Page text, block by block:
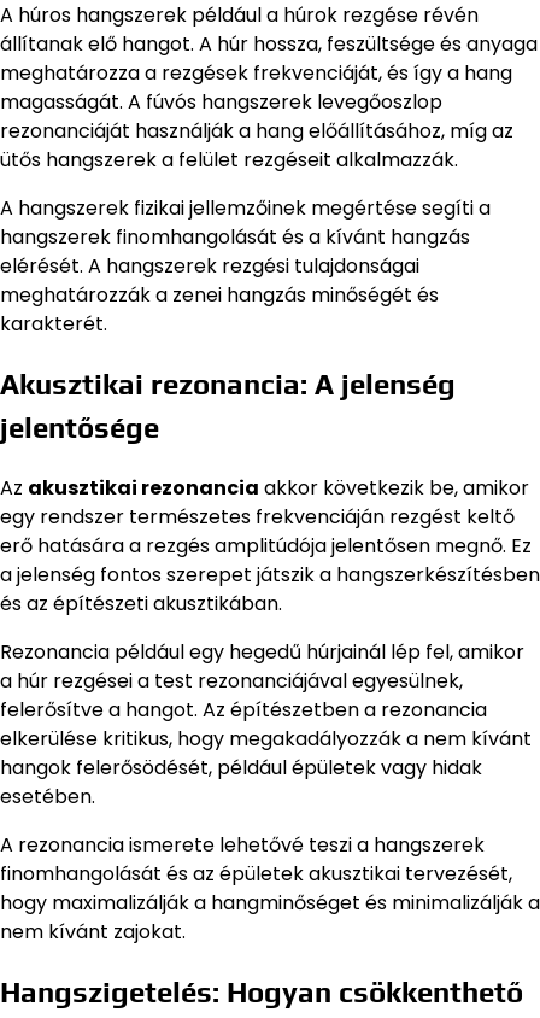
A húros hangszerek például a húrok rezgése révén
állítanak elő hangot. A húr hossza, feszültsége és anyaga
meghatározza a rezgések frekvenciáját, és így a hang
magasságát. A fúvós hangszerek levegőoszlop
rezonanciáját használják a hang előállításához, míg az
ütős hangszerek a felület rezgéseit alkalmazzák.
A hangszerek fizikai jellemzőinek megértése segíti a
hangszerek finomhangolását és a kívánt hangzás
elérését. A hangszerek rezgési tulajdonságai
meghatározzák a zenei hangzás minőségét és
karakterét.
Akusztikai rezonancia: A jelenség
jelentősége
Az akusztikai rezonancia akkor következik be, amikor
egy rendszer természetes frekvenciáján rezgést keltő
erő hatására a rezgés amplitúdója jelentősen megnő. Ez
a jelenség fontos szerepet játszik a hangszerkészítésben
és az építészeti akusztikában.
Rezonancia például egy hegedű húrjainál lép fel, amikor
a húr rezgései a test rezonanciájával egyesülnek,
felerősítve a hangot. Az építészetben a rezonancia
elkerülése kritikus, hogy megakadályozzák a nem kívánt
hangok felerősödését, például épületek vagy hidak
esetében.
A rezonancia ismerete lehetővé teszi a hangszerek
finomhangolását és az épületek akusztikai tervezését,
hogy maximalizálják a hangminőséget és minimalizálják a
nem kívánt zajokat.
Hangszigetelés: Hogyan csökkenthető